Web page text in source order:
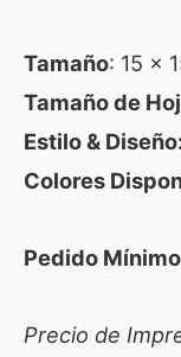
Tamaño: 15 x
Tamaño de
Estilo &
Colores
Pedido
Precio de